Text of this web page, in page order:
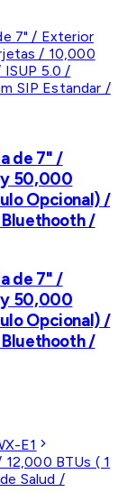
de 7" /
y 50,000
Opcional) /
Bluethooth /
de 7" /
y 50,000
Opcional) /
Bluethooth /
E1